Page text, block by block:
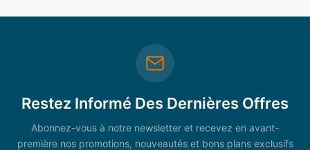
Restez Informé Des Dernières Offres
Abonnez-vous à notre newsletter et recevez en avant-
première nos promotions, nouveautés et bons plans exclusifs